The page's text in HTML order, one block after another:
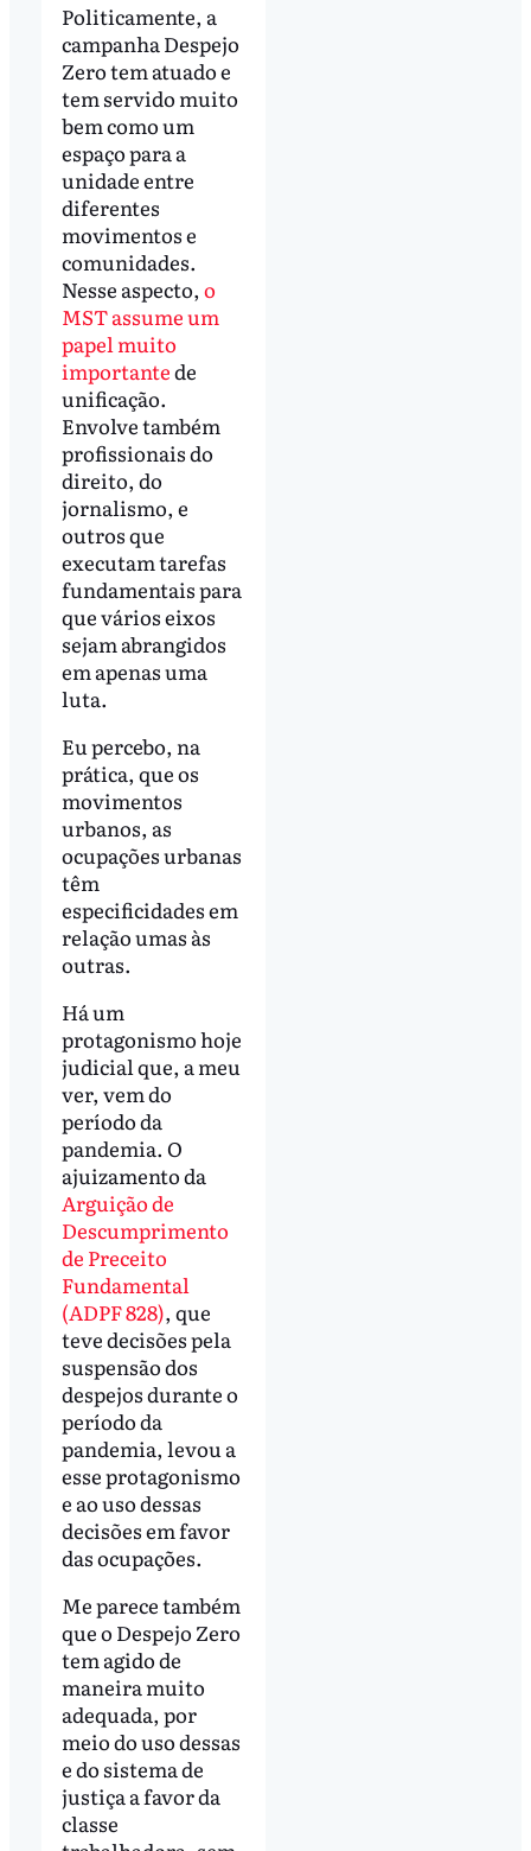
Politicamente, a
campanha Despejo
Zero tem atuado e
tem servido muito
bem como um
espaço para a
unidade entre
diferentes
movimentos e
comunidades.
Nesse aspecto, o
MST assume um
papel muito
importantede
unificação.
Envolve também
profissionais do
direito, do
jornalismo, e
outros que
executam tarefas
fundamentais para
que vários eixos
sejam abrangidos
em apenas uma
luta.
Eu percebo, na
prática, que os
movimentos
urbanos, as
ocupações urbanas
têm
especificidades em
relação umas às
outras.
Há um
protagonismo hoje
judicial que, a meu
ver, vem do
período da
pandemia. O
ajuizamento da
Arguição de
Descumprimento
de Preceito
Fundamental
(ADPF 828), que
teve decisões pela
suspensão dos
despejos durante o
período da
pandemia, levou a
esse protagonismo
e ao uso dessas
decisões em favor
das ocupações.
Me parece também
que o Despejo Zero
tem agido de
maneira muito
adequada, por
meio do uso dessas
e do sistema de
justiça a favor da
classe